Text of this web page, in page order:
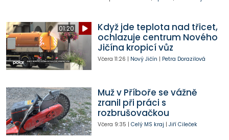
01:20
Když jde teplota nad třicet,
ochlazuje centrum Nového
Jičína kropicí vůz
Včera 11:26 | Nový Jičín | Petra Dorazilová
Muž v Příboře se vážně
zranil při práci s
rozbrušovačkou
Včera 9:35 | Celý MS kraj | Jiří Cileček